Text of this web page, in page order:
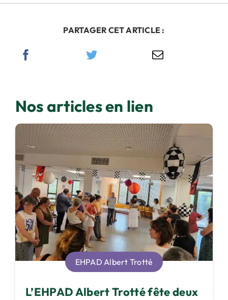
PARTAGER CET ARTICLE :
Nos articles en lien
EHPAD Albert Trotté
L’EHPAD Albert Trotté fête deux